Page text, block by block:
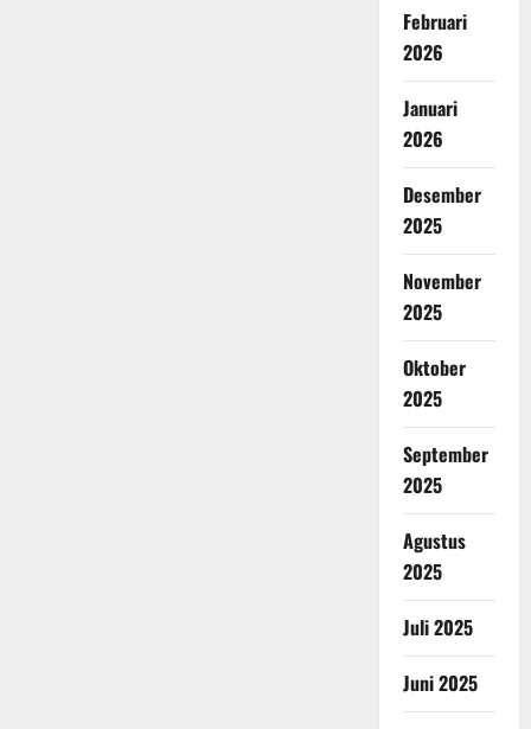
Februari
2026
Januari
2026
Desember
2025
November
2025
Oktober
2025
September
2025
Agustus
2025
Juli 2025
Juni 2025